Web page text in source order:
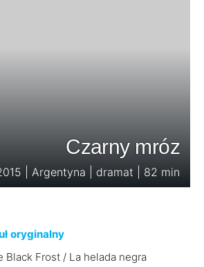
Czarny mróz
| Argentyna | dramat | 82 min
oryginalny
Black Frost / La helada negra